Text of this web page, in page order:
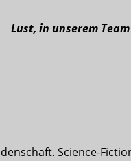
Lust, in unserem
Science-